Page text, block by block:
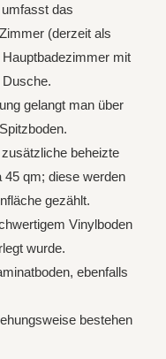
das
(derzeit als
mit
gelangt man über
beheizte
qm; diese werden
gezählt.
Vinylboden
wurde.
ebenfalls
bestehen